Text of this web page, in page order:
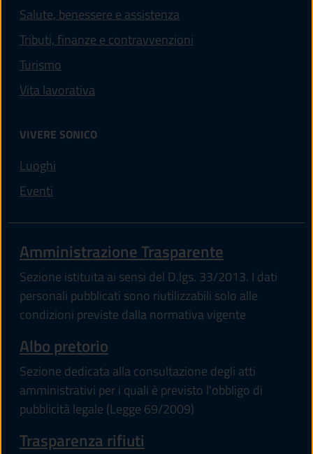
Salute, benessere e assistenza
Tributi, finanze e contravvenzioni
Turismo
Vita lavorativa
VIVERE SONICO
Luoghi
Eventi
Amministrazione Trasparente
Sezione istituita ai sensi del D.lgs. 33/2013. I dati
personali pubblicati sono riutilizzabili solo alle
condizioni previste dalla normativa vigente
Albo pretorio
Sezione dedicata alla consultazione degli atti
amministrativi per i quali è previsto l'obbligo di
pubblicità legale (Legge 69/2009)
Trasparenza rifiuti